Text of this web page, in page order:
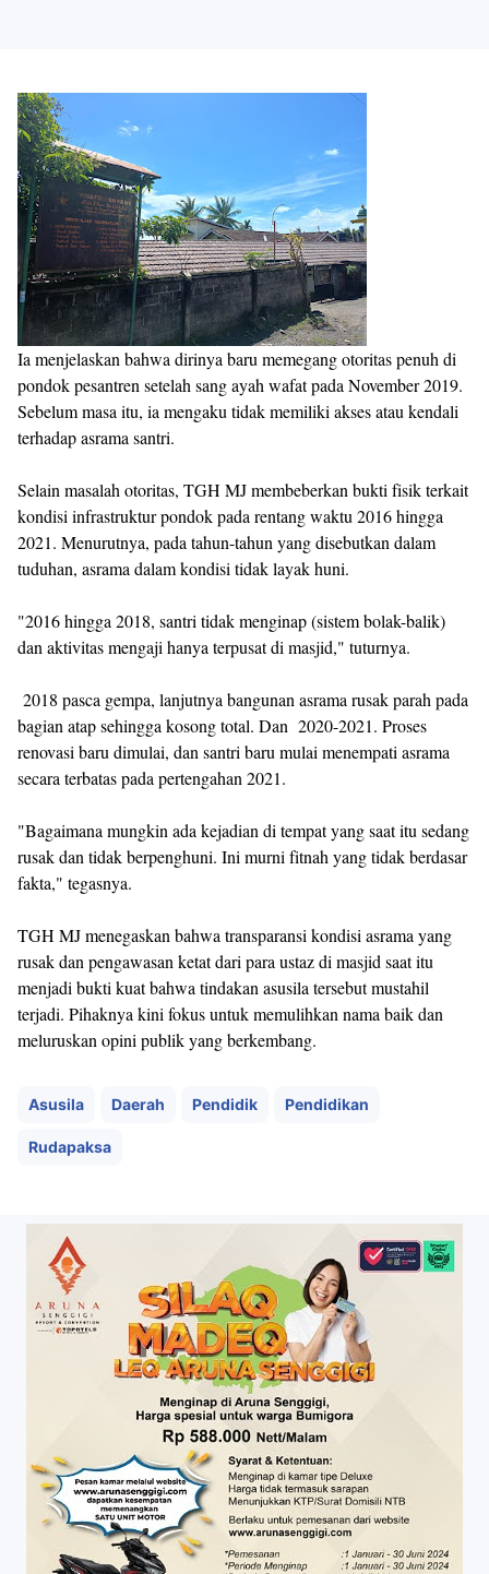
Ia menjelaskan bahwa dirinya baru memegang otoritas penuh di
pondok pesantren setelah sang ayah wafat pada November 2019.
Sebelum masa itu, ia mengaku tidak memiliki akses atau kendali
terhadap asrama santri.
Selain masalah otoritas, TGH MJ membeberkan bukti fisik terkait
kondisi infrastruktur pondok pada rentang waktu 2016 hingga
2021. Menurutnya, pada tahun-tahun yang disebutkan dalam
tuduhan, asrama dalam kondisi tidak layak huni.
"2016 hingga 2018, santri tidak menginap (sistem bolak-balik)
dan aktivitas mengaji hanya terpusat di masjid," tuturnya.
2018 pasca gempa, lanjutnya bangunan asrama rusak parah pada
bagian atap sehingga kosong total. Dan 2020-2021. Proses
renovasi baru dimulai, dan santri baru mulai menempati asrama
secara terbatas pada pertengahan 2021.
"Bagaimana mungkin ada kejadian di tempat yang saat itu sedang
rusak dan tidak berpenghuni. Ini murni fitnah yang tidak berdasar
fakta," tegasnya.
TGH MJ menegaskan bahwa transparansi kondisi asrama yang
rusak dan pengawasan ketat dari para ustaz di masjid saat itu
menjadi bukti kuat bahwa tindakan asusila tersebut mustahil
terjadi. Pihaknya kini fokus untuk memulihkan nama baik dan
meluruskan opini publik yang berkembang.
Asusila Daerah Pendidik Pendidikan
Rudapaksa